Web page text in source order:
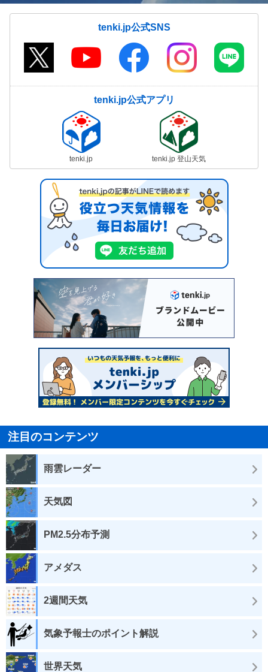
tenki.jp公式SNS
tenki.jp公式アプリ
tenki.jp tenki.jp 登山天気
注目のコンテンツ
雨雲レーダー
天気図
PM2.5分布予測
アメダス
2週間天気
気象予報士のポイント解説
世界天気